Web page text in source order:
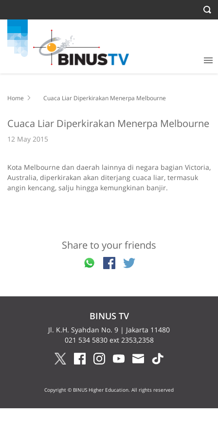
Home Cuaca Liar Diperkirakan Menerpa Melbourne
Cuaca Liar Diperkirakan Menerpa Melbourne
12 May 2015
Kota Melbourne dan daerah lainnya di negara bagian Victoria,
Australia, diperkirakan akan diterjang cuaca liar, termasuk
angin kencang, salju hingga kemungkinan banjir.
Share to your friends
BINUS TV
Jl. K.H. Syahdan No. 9 | Jakarta 11480
021 534 5830 ext 2353,2358
Copyright © BINUS Higher Education. All rights reserved